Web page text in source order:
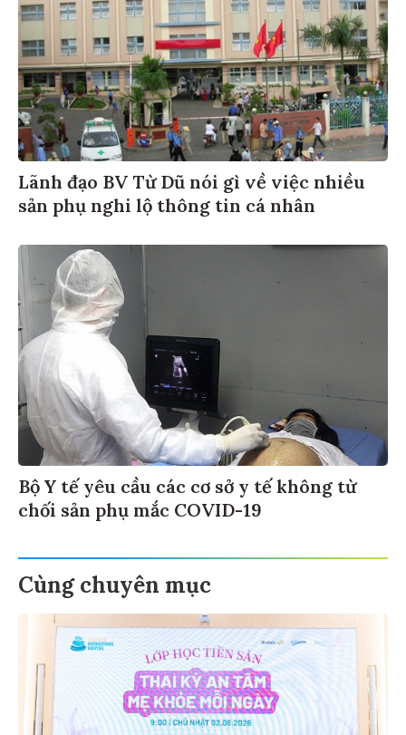
Lãnh đạo BV Từ Dũ nói gì về việc nhiều
sản phụ nghi lộ thông tin cá nhân
Bộ Y tế yêu cầu các cơ sở y tế không từ
chối sản phụ mắc COVID-19
Cùng chuyên mục